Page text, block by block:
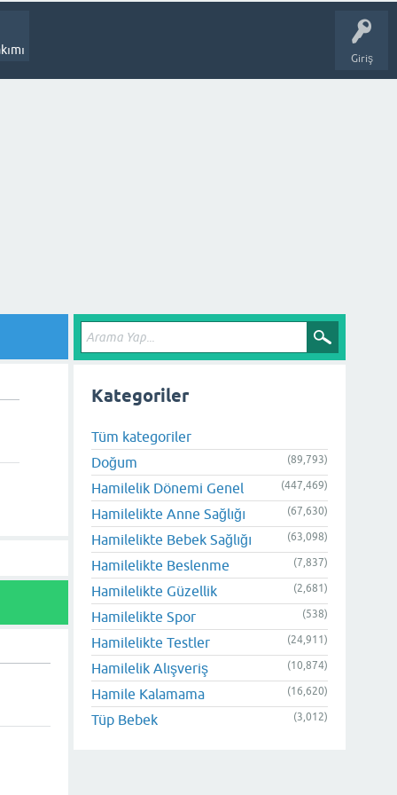
Giriş
Kategoriler
Tüm kategoriler
Doğum
(89,793)
Hamilelik Dönemi Genel (447,469)
Hamilelikte Anne Sağlığı (67,630)
Hamilelikte Bebek Sağlığı (63,098)
Hamilelikte Beslenme (7,837)
Hamilelikte Güzellik (2,681)
Hamilelikte Spor (538)
Hamilelikte Testler (24,911)
Hamilelik Alışveriş (10,874)
Hamile Kalamama (16,620)
Tüp Bebek (3,012)